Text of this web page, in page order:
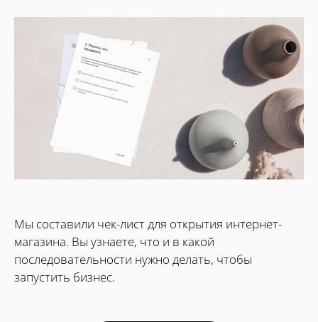
Мы составили чек-лист для открытия интернет-
магазина. Вы узнаете, что и в какой
последовательности нужно делать, чтобы
запустить бизнес.